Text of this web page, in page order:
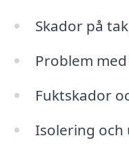
Skador på
Problem
Fuktskador
Isolering och